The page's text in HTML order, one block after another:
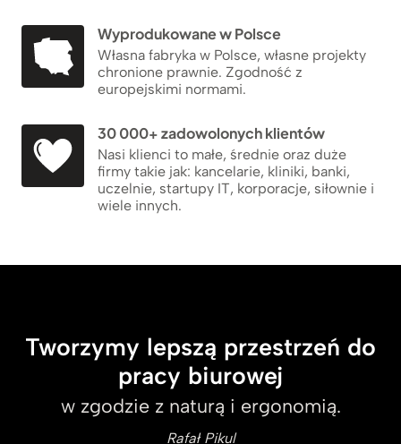
Wyprodukowane w Polsce
Własna fabryka w Polsce, własne projekty
chronione prawnie. Zgodność z
europejskimi normami.
30 000+ zadowolonych klientów
Nasi klienci to małe, średnie oraz duże
firmy takie jak: kancelarie, kliniki, banki,
uczelnie, startupy IT, korporacje, siłownie i
wiele innych.
Tworzymy lepszą przestrzeń do
pracy biurowej
w zgodzie z naturą i ergonomią.
Rafał Pikul